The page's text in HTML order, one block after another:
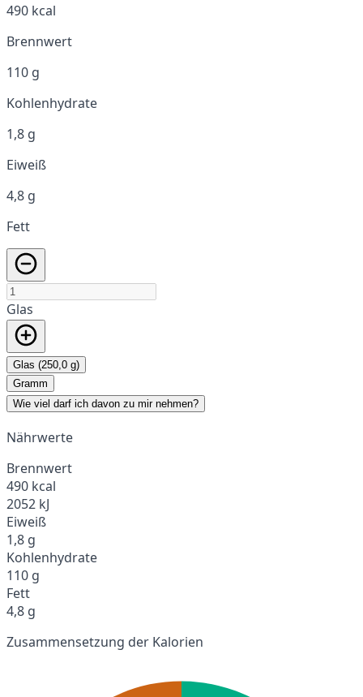
490 kcal
Brennwert
110 g
Kohlenhydrate
1,8 g
Eiweiß
4,8 g
Fett
Glas
Glas (250,0 g)
Gramm
Wie viel darf ich davon zu mir nehmen?
Nährwerte
Brennwert
490 kcal
2052 kJ
Eiweiß
1,8 g
Kohlenhydrate
110 g
Fett
4,8 g
Zusammensetzung der Kalorien